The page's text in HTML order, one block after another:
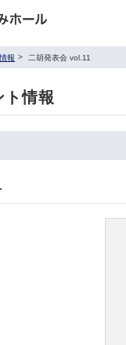
報 二胡発表会 vol.11
ト情報